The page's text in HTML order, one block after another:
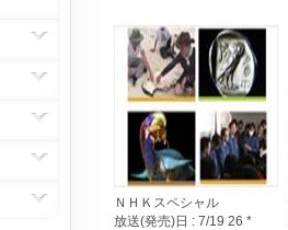
ＮＨＫスペシャル
放送(発売)日 : 7/19 26 *